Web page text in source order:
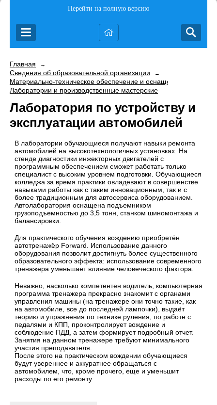
Перейти на полную версию
Главная →
Сведения об образовательной организации →
Материально-техническое обеспечение и оснащенность
Лаборатории и производственные мастерские
Лаборатория по устройству и
эксплуатации автомобилей
В лаборатории обучающиеся получают навыки ремонта
автомобилей на высокотехнологичных установках. На
стенде диагностики инжекторных двигателей с
программным обеспечением сможет работать только
специалист с высоким уровнем подготовки. Обучающиеся
колледжа за время практики овладевают в совершенстве
навыками работы как с таким инновационным, так и с
более традиционным для автосервиса оборудованием.
Автолаборатория оснащена подъемником
грузоподъемностью до 3,5 тонн, станком шиномонтажа и
балансировки.
Для практического обучения вождению приобретён
автотренажёр Forward. Использование данного
оборудования позволит достигнуть более существенного
образовательного эффекта: использование современного
тренажера уменьшает влияние человеческого фактора.
Неважно, насколько компетентен водитель, компьютерная
программа тренажера прекрасно знакомит с органами
управления машины (на тренажере они точно такие, как
на автомобиле, все до последней лампочки), выдаёт
теорию и упражнения по технике руления, по работе с
педалями и КПП, проконтролирует вождение и
соблюдение ПДД, а затем формирует подробный отчет.
Занятия на данном тренажере требуют минимального
участия преподавателя.
После этого на практическом вождении обучающиеся
будут увереннее и аккуратнее обращаться с
автомобилем, что, кроме прочего, еще и уменьшит
расходы по его ремонту.